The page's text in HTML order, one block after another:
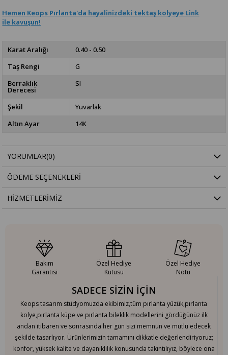
Hemen Keops Pırlanta'da hayalinizdeki tektaş kolyeye Link
ile kavuşun!
Karat Aralığı
0.40 - 0.50
Taş Rengi
G
Berraklık
Derecesi
SI
Şekil
Yuvarlak
Altın Ayar
14K
YORUMLAR(0)
ÖDEME SEÇENEKLERI
HIZMETLERIMIZ
SADECE SİZİN İÇİN
Keops tasarım stüdyomuzda ekibimiz,tüm pırlanta yüzük,pırlanta
kolye,pırlanta küpe ve pırlanta bileklik modellerini gördüğünüz ilk
andan itibaren ve sonrasında her gün sizi memnun ve mutlu edecek
şekilde tasarlıyor. Ürünlerimizin tamamını dikkatle değerlendiriyoruz;
konfor, yüksek kalite ve dayanıklılık konusunda takıntılıyız, böylece ona
Bakım
Garantisi
Özel Hediye
Kutusu
Özel Hediye
Notu